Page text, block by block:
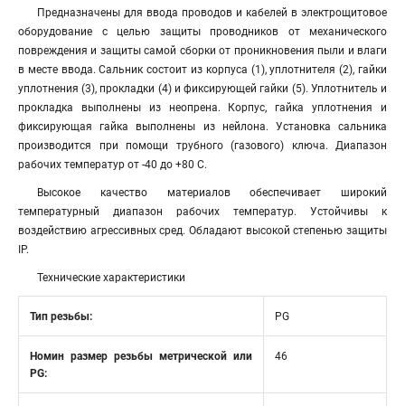
Предназначены для ввода проводов и кабелей в электрощитовое
оборудование с целью защиты проводников от механического
повреждения и защиты самой сборки от проникновения пыли и влаги
в месте ввода. Сальник состоит из корпуса (1), уплотнителя (2), гайки
уплотнения (3), прокладки (4) и фиксирующей гайки (5). Уплотнитель и
прокладка выполнены из неопрена. Корпус, гайка уплотнения и
фиксирующая гайка выполнены из нейлона. Установка сальника
производится при помощи трубного (газового) ключа. Диапазон
рабочих температур от -40 до +80 С.
Высокое качество материалов обеспечивает широкий
температурный диапазон рабочих температур. Устойчивы к
воздействию агрессивных сред. Обладают высокой степенью защиты
IP.
Технические характеристики
Тип резьбы: PG
Номин размер резьбы метрической или
PG:
46